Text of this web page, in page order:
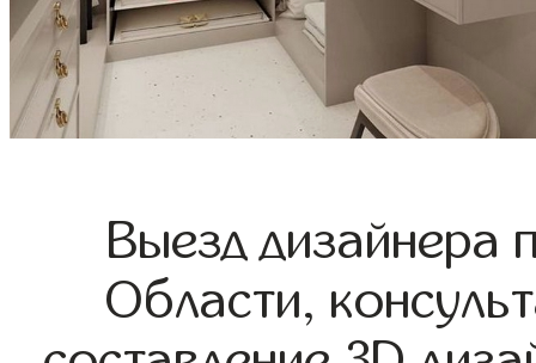
Выезд дизайнера
Области,